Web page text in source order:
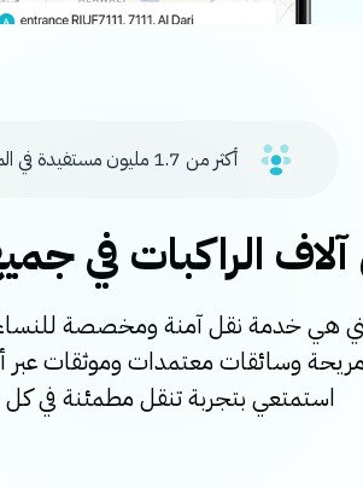
أكثر من 1.7 مليون مستفيدة في
الراكبات في
هي خدمة نقل آمنة ومخصصة
وسائقات معتمدات وموثقات عبر
استمتعي بتجربة تنقل مطمئنة في